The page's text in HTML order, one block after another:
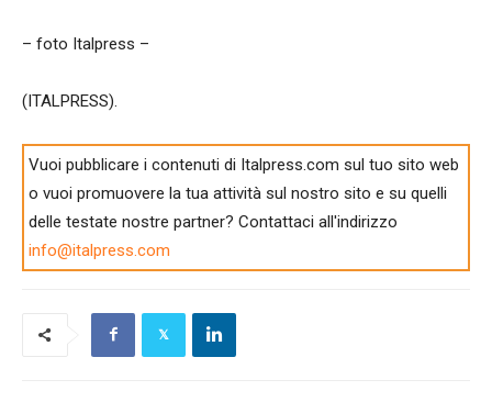
– foto Italpress –
(ITALPRESS).
Vuoi pubblicare i contenuti di Italpress.com sul tuo sito web
o vuoi promuovere la tua attività sul nostro sito e su quelli
delle testate nostre partner? Contattaci all'indirizzo
info@italpress.com